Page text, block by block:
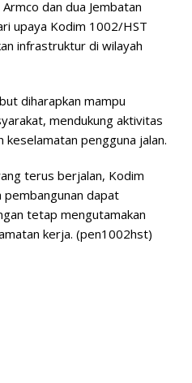
dan dua Jembatan
upaya Kodim 1002/HST
infrastruktur di wilayah
diharapkan mampu
mendukung aktivitas
pengguna jalan.
terus berjalan, Kodim
dapat
tetap mengutamakan
kerja. (pen1002hst)